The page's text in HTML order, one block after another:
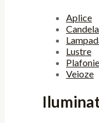
Aplice
Lustre
Veioze